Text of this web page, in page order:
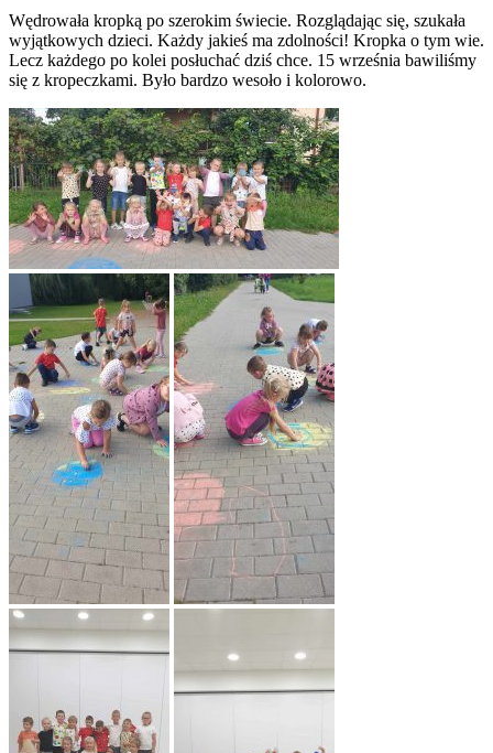
Wędrowała kropką po szerokim świecie. Rozglądając się, szukała
wyjątkowych dzieci. Każdy jakieś ma zdolności! Kropka o tym wie.
Lecz każdego po kolei posłuchać dziś chce. 15 września bawiliśmy
się z kropeczkami. Było bardzo wesoło i kolorowo.